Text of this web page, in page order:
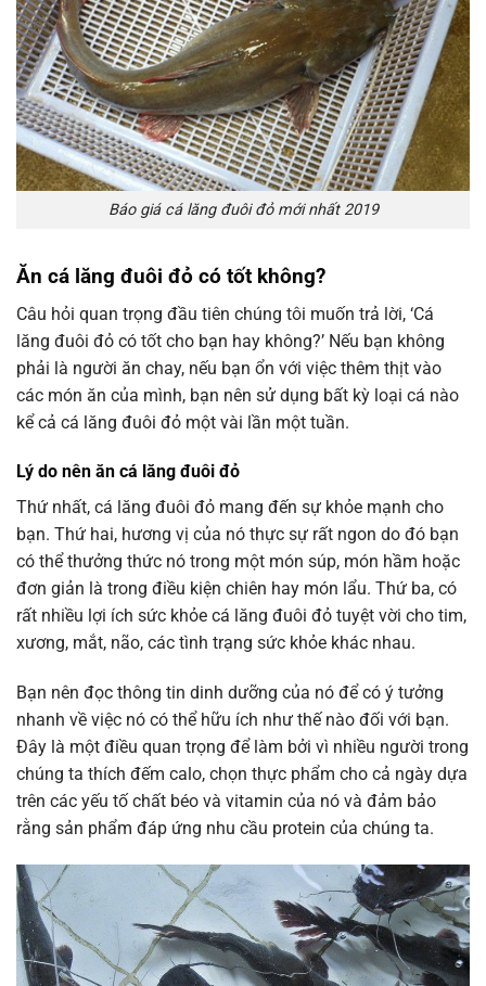
Báo giá cá lăng đuôi đỏ mới nhất 2019
Ăn cá lăng đuôi đỏ có tốt không?
Câu hỏi quan trọng đầu tiên chúng tôi muốn trả lời, ‘Cá
lăng đuôi đỏ có tốt cho bạn hay không?’ Nếu bạn không
phải là người ăn chay, nếu bạn ổn với việc thêm thịt vào
các món ăn của mình, bạn nên sử dụng bất kỳ loại cá nào
kể cả cá lăng đuôi đỏ một vài lần một tuần.
Lý do nên ăn cá lăng đuôi đỏ
Thứ nhất, cá lăng đuôi đỏ mang đến sự khỏe mạnh cho
bạn. Thứ hai, hương vị của nó thực sự rất ngon do đó bạn
có thể thưởng thức nó trong một món súp, món hầm hoặc
đơn giản là trong điều kiện chiên hay món lẩu. Thứ ba, có
rất nhiều lợi ích sức khỏe cá lăng đuôi đỏ tuyệt vời cho tim,
xương, mắt, não, các tình trạng sức khỏe khác nhau.
Bạn nên đọc thông tin dinh dưỡng của nó để có ý tưởng
nhanh về việc nó có thể hữu ích như thế nào đối với bạn.
Đây là một điều quan trọng để làm bởi vì nhiều người trong
chúng ta thích đếm calo, chọn thực phẩm cho cả ngày dựa
trên các yếu tố chất béo và vitamin của nó và đảm bảo
rằng sản phẩm đáp ứng nhu cầu protein của chúng ta.